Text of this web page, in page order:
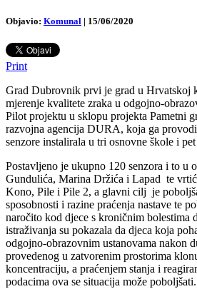
Objavio: Komunal | 15/06/2020
Print
Grad Dubrovnik prvi je grad u Hrvatskoj
mjerenje kvalitete zraka u odgojno-
Pilot projektu u sklopu projekta Pametni
razvojna agencija DURA, koja ga
senzore instalirala u tri osnovne škole i
Postavljeno je ukupno 120 senzora i to u
Gundulića, Marina Držića i Lapad te
Kono, Pile i Pile 2, a glavni cilj je
sposobnosti i razine praćenja nastave te
naročito kod djece s kroničnim bolestima
istraživanja su pokazala da djeca koja
odgojno-obrazovnim ustanovama nakon
provedenog u zatvorenim prostorima
koncentraciju, a praćenjem stanja i
podacima ova se situacija može poboljšati.